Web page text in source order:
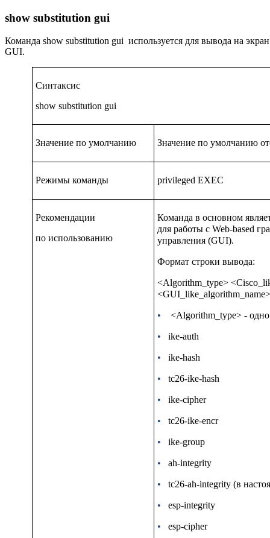
show substitution gui
Команда show substitution gui используется для вывода на
GUI.
Синтаксис
show substitution gui
Значение по умолчанию Значение по умолчанию
Режимы команды privileged EXEC
Рекомендации
по использованию
Команда в основном
для работы с Web-based
управления (GUI).
Формат строки вывода:
<Algorithm_type>
•
<Algorithm_type> -
• ike-auth
• ike-hash
• tc26-ike-hash
• ike-cipher
• tc26-ike-encr
•
ike-group
• ah-integrity
•
tc26-ah-integrity (в
•
esp-integrity
• esp-cipher